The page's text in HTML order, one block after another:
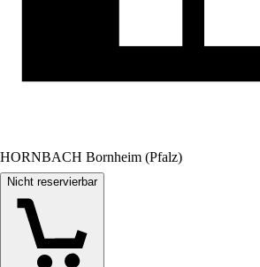
HORNBACH Bornheim (Pfalz)
Nicht reservierbar